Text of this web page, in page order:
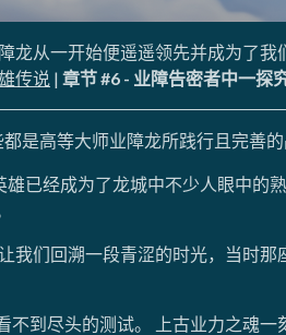
龙从一开始便遥遥领先并成为了我
传说 | 章节 #6 - 业障告密者中一探
是高等大师业障龙所践行且完善的
已经成为了龙城中不少人眼中
我们回溯一段青涩的时光，当时
到尽头的测试。 上古业力之魂